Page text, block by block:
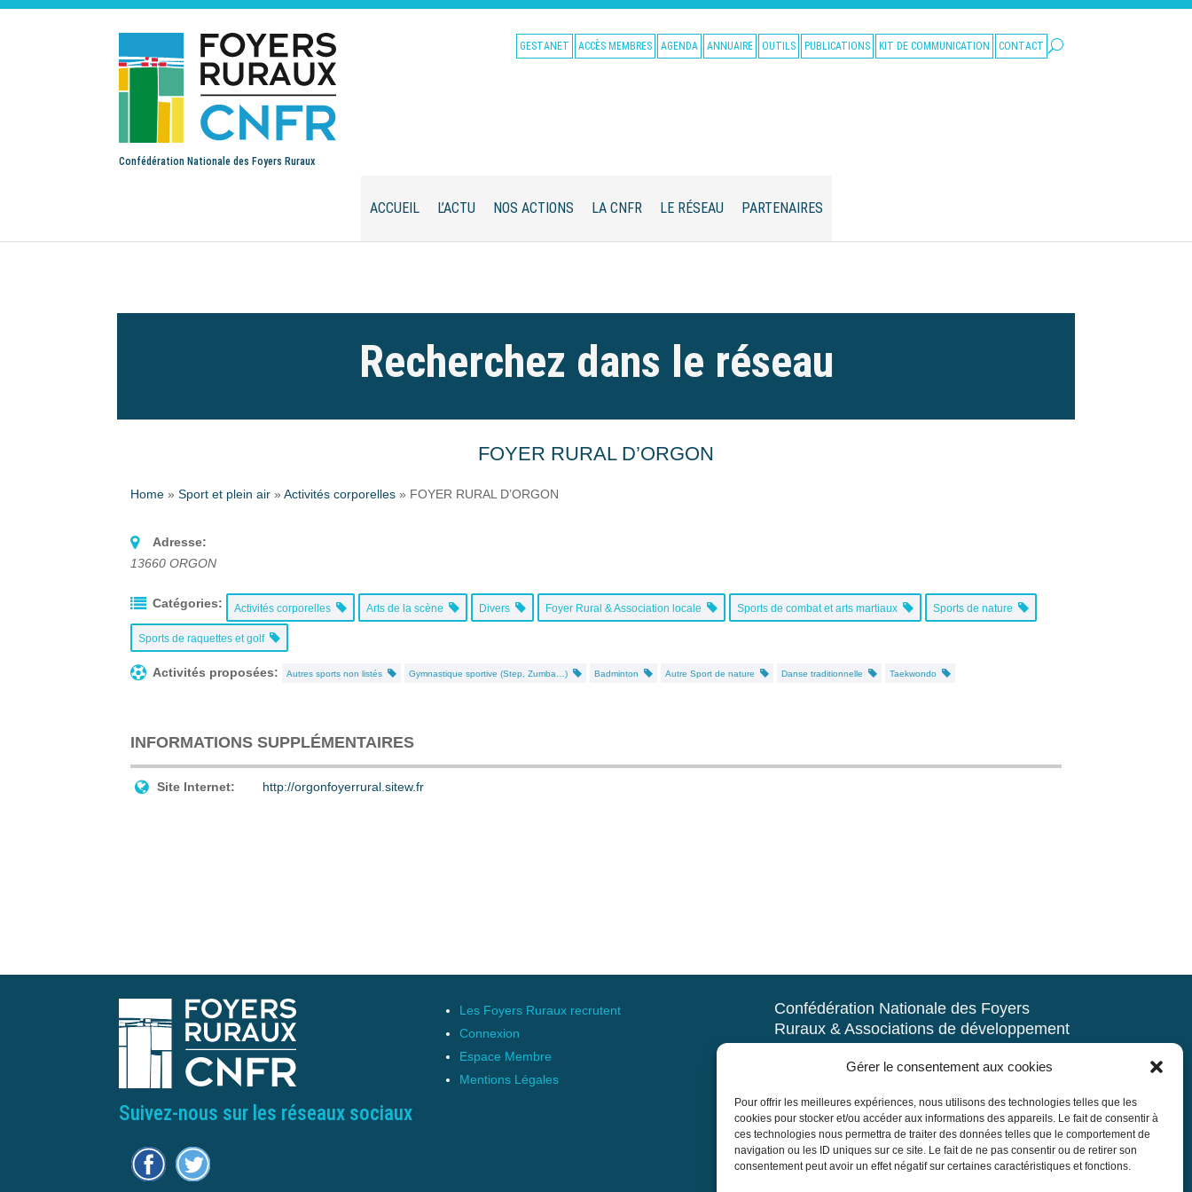
Gérer le consentement aux cookies
Pour offrir les meilleures expériences, nous utilisons des technologies telles que les
cookies pour stocker et/ou accéder aux informations des appareils. Le fait de consentir à
ces technologies nous permettra de traiter des données telles que le comportement de
navigation ou les ID uniques sur ce site. Le fait de ne pas consentir ou de retirer son
consentement peut avoir un effet négatif sur certaines caractéristiques et fonctions.
Confédération Nationale des Foyers Ruraux
GESTANET ACCÈS MEMBRES AGENDA ANNUAIRE OUTILS PUBLICATIONS KIT DE COMMUNICATION CONTACT
ACCUEIL L’ACTU NOS ACTIONS LA CNFR LE RÉSEAU PARTENAIRES
Recherchez dans le réseau
FOYER RURAL D’ORGON
Home » Sport et plein air » Activités corporelles » FOYER RURAL D’ORGON
Adresse:
13660 ORGON
Catégories: Activités corporelles Arts de la scène Divers Foyer Rural & Association locale Sports de combat et arts martiaux Sports de nature
Sports de raquettes et golf
Activités proposées: Autres sports non listés Gymnastique sportive (Step, Zumba…) Badminton Autre Sport de nature Danse traditionnelle Taekwondo
INFORMATIONS SUPPLÉMENTAIRES
Site Internet: http://orgonfoyerrural.sitew.fr
Suivez-nous sur les réseaux sociaux
Les Foyers Ruraux recrutent
Connexion
Espace Membre
Mentions Légales
Confédération Nationale des Foyers
Ruraux & Associations de développement
Tél : 01.43.60.14.20
cnfr@mouvement-rural.org